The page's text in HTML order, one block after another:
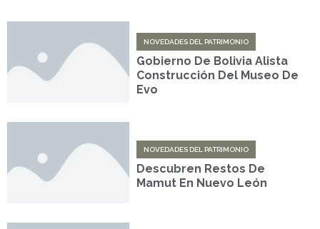
NOVEDADES DEL PATRIMONIO
Gobierno De Bolivia Alista
Construcción Del Museo De
Evo
NOVEDADES DEL PATRIMONIO
Descubren Restos De
Mamut En Nuevo León